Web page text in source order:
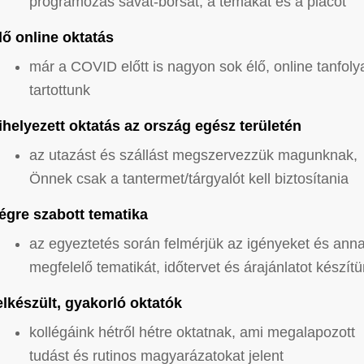
online oktatás
már a COVID előtt is nagyon sok élő, online
tartottunk
oktatás az ország egész területén
az utazást és szállást megszervezzük magunknak,
Önnek csak a tantermet/tárgyalót kell biztosítania
szabott tematika
az egyeztetés során felmérjük az igényeket és
megfelelő tematikát, időtervet és árajánlatot
gyakorló oktatók
kollégáink hétről hétre oktatnak, ami megalapozott
tudást és rutinos magyarázatokat jelent